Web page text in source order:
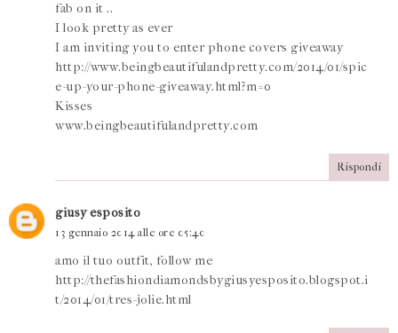
fab on it ..
I look pretty as ever
I am inviting you to enter phone covers giveaway
http://www.beingbeautifulandpretty.com/2014/01/spic
e-up-your-phone-giveaway.html?m=0
Kisses
www.beingbeautifulandpretty.com
Rispondi
giusy esposito
13 gennaio 2014 alle ore 05:40
amo il tuo outfit, follow me
http://thefashiondiamondsbygiusyesposito.blogspot.i
t/2014/01/tres-jolie.html